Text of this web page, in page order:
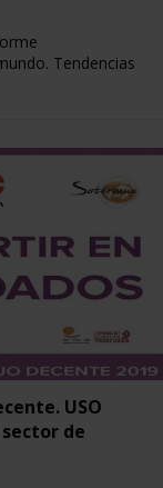
Tendencias
USO
de